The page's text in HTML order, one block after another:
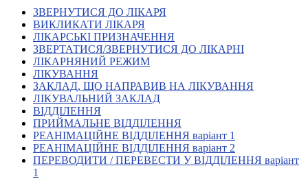
92 роки УТОГ
93 роки УТОГ
Історії та спогади ветеранів УТОГ
Кадрові зміни
Працевлаштування
Про глухих
Постаті в УТОГ
Все про УТОГ: ваші права, послуги та підтримка:
Важлива інформація
Благодійні справи
Історія глухих
Коронавірус
Брифінги
ЗВЕРНУТИСЯ ДО ЛІКАРЯ
ВИКЛИКАТИ ЛІКАРЯ
ЛІКАРСЬКІ ПРИЗНАЧЕННЯ
ЗВЕРТАТИСЯ/ЗВЕРНУТИСЯ ДО ЛІКАРНІ
ЛІКАРНЯНИЙ РЕЖИМ
ЛІКУВАННЯ
ЗАКЛАД, ЩО НАПРАВИВ НА ЛІКУВАННЯ
ЛІКУВАЛЬНИЙ ЗАКЛАД
ВІДДІЛЕННЯ
ПРИЙМАЛЬНЕ ВІДДІЛЕННЯ
РЕАНІМАЦІЙНЕ ВІДДІЛЕННЯ варіант 1
РЕАНІМАЦІЙНЕ ВІДДІЛЕННЯ варіант 2
ПЕРЕВОДИТИ / ПЕРЕВЕСТИ У ВІДДІЛЕННЯ варіант
1